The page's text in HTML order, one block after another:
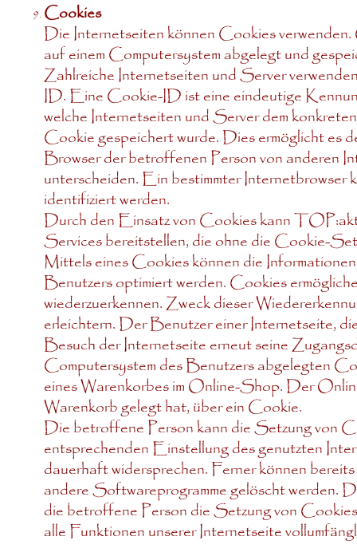
Cookies
Die Internetseiten können Cookies
auf einem Computersystem abgelegt und
Zahlreiche Internetseiten und Server
ID. Eine Cookie-ID ist eine eindeutige
welche Internetseiten und Server dem
Cookie gespeichert wurde. Dies ermöglicht es
Browser der betroffenen Person von anderen
unterscheiden. Ein bestimmter
identifiziert werden.
Durch den Einsatz von Cookies kann
Services bereitstellen, die ohne die Cookie-
Mittels eines Cookies können die
Benutzers optimiert werden. Cookies
wiederzuerkennen. Zweck dieser
erleichtern. Der Benutzer einer Internetseite,
Besuch der Internetseite erneut seine
Computersystem des Benutzers abgelegten
eines Warenkorbes im Online-Shop. Der
Warenkorb gelegt hat, über ein Cookie.
Die betroffene Person kann die Setzung von
entsprechenden Einstellung des genutzten
dauerhaft widersprechen. Ferner können
andere Softwareprogramme gelöscht werden.
die betroffene Person die Setzung von
alle Funktionen unserer Internetseite